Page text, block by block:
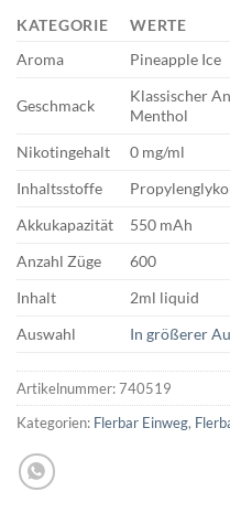
KATEGORIE
WERTE
Aroma
Pineapple Ice
Geschmack
Klassischer
Menthol
Nikotingehalt
0 mg/ml
Inhaltsstoffe
Akkukapazität
550 mAh
Anzahl Züge
600
Inhalt
2ml liquid
Auswahl
In größerer
Artikelnummer:740519
Kategorien: Flerbar Einweg,